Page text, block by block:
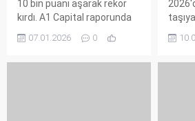
10 bin puanı aşarak rekor
kırdı. A1 Capital raporunda
"Trump ile Monroe Doktrini
geri döndü" vurgusu
07.01.2026 0